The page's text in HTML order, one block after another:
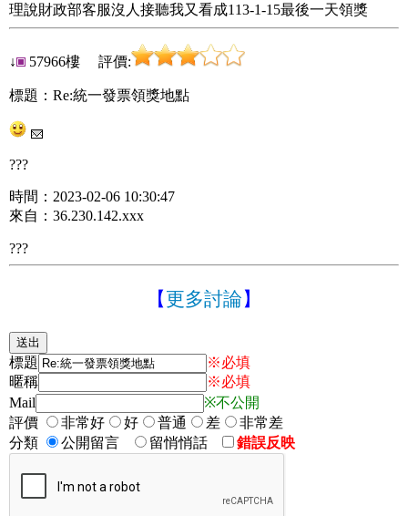
理說財政部客服沒人接聽我又看成113-1-15最後一天領獎
↓ 57966樓 評價:
標題：Re:統一發票領獎地點
???
時間：2023-02-06 10:30:47
來自：36.230.142.xxx
???
【更多討論】
標題
※必填
暱稱
※必填
Mail
※不公開
評價
非常好 好 普通 差
非常差
分類
公開留言 留悄悄話 錯誤反映